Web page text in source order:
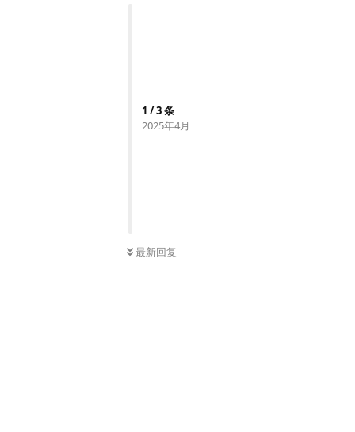
1 /3条
2025年4月
最新回复